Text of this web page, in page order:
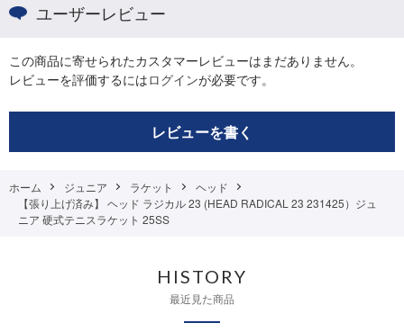
ユーザーレビュー
この商品に寄せられたカスタマーレビューはまだありません。
レビューを評価するにはログインが必要です。
レビューを書く
ホーム ジュニア ラケット
ヘッド
【張り上げ済み】 ヘッド ラジカル 23 (HEAD RADICAL 23 231425）ジュ
ニア 硬式テニスラケット 25SS
HISTORY
最近見た商品